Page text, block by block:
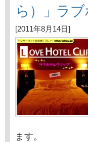
ら）」ラ
[2011年8月14日]
ます。